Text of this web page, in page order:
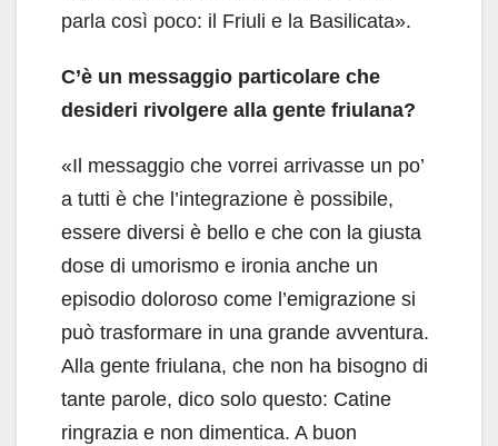
parla così poco: il Friuli e la Basilicata».
C’è un messaggio particolare che
desideri rivolgere alla gente friulana?
«Il messaggio che vorrei arrivasse un po’
a tutti è che l’integrazione è possibile,
essere diversi è bello e che con la giusta
dose di umorismo e ironia anche un
episodio doloroso come l’emigrazione si
può trasformare in una grande avventura.
Alla gente friulana, che non ha bisogno di
tante parole, dico solo questo: Catine
ringrazia e non dimentica. A buon